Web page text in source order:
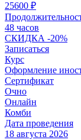
25600 ₽
48 часов
СКИДКА -20%
Записаться
Курс
Оформление
Сертификат
Очно
Онлайн
Комби
Дата проведения
18 августа 2026